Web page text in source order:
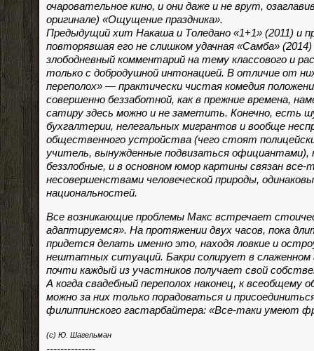
очаровательное кино, и они даже и не врут,
оригинале) «Ощущение праздника».
Предыдущий хит Накаша и Толедано «1+1» (2011) и
повторявшая его не слишком удачная «Самба»
злободневный комментарий на тему классового и
только с добродушной интонацией. В отличие от
переполох» — практически чистая комедия
совершенно беззаботной, как в прежние времена,
сатиру здесь можно и не заметить. Конечно, есть
бухгалтерии, нелегальных мигрантов и вообще
общественного устройства (чего стоят
учитель, вынужденные подвизаться официантами),
беззлобные, и в основном юмор картины связан все-
несовершенствами человеческой природы,
национальностей.
Все возникающие проблемы Макс встречает
адаптируемся». На протяжении двух часов, пока
придется делать именно это, находя ловкие и
нештатных ситуаций. Бакри солирует в слаженном
почти каждый из участников получает свой
А когда свадебный переполох наконец, к всеобщему
можно за них только порадоваться и
филиппинского гастарбайтера: «Все-таки умеют
(с) Ю. Шагельман
--------------